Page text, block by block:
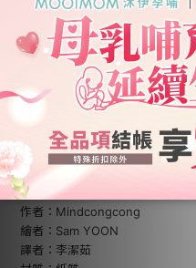
譯者：李潔茹
材質：紙質
內文：彩色/精裝/附注音符號標示
規格：196*198*20 mm
ISBN：978-986-94895-3-9
頁數：14頁
適讀年齡：1歲以上
出版地：台灣
品牌：華碩文化
商品：太陽公公快起床
作者：Mindcongcong
繪者：Sam YOON
譯者：李潔茹